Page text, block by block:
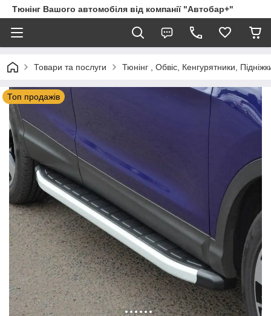
Тюнінг Вашого автомобіля від компанії "Автобар+"
Товари та послуги Тюнінг , Обвіс, Кенгурятники,
Топ продажів